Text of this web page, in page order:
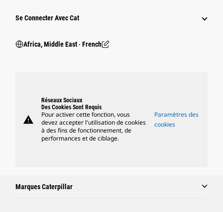
Se Connecter Avec Cat
Africa, Middle East ‧ French
warning
Réseaux Sociaux
Des Cookies Sont Requis
Pour activer cette fonction, vous
devez accepter l'utilisation de cookies
à des fins de fonctionnement, de
performances et de ciblage.
Paramètres des
cookies
Marques Caterpillar